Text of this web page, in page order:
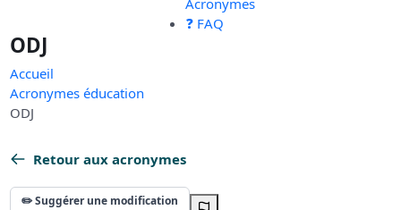
❓ FAQ
ODJ
Accueil
Acronymes éducation
ODJ
Retour aux acronymes
✏️ Suggérer une modification